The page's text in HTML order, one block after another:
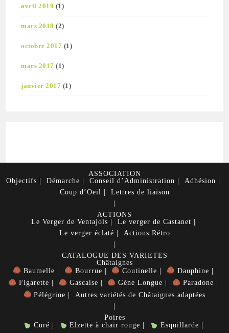
avril 2019 (1)
mars 2018 (2)
octobre 2017 (1)
mars 2017 (1)
janvier 2017 (1)
ASSOCIATION
Objectifs
Démarche Conseil d’Administration
Adhésion
Coup d’Oeil
Lettres de liaison
ACTIONS
Le Verger de Ventajols
Le verger de Castanet
Le verger éclaté
Actions Rétro
CATALOGUE DES VARIETES
Châtaignes
Baumelle
Bourrue Coutinelle
Dauphine
Figarette
Gascaise Gène Longue
Paradone
Pélégrine
Autres variétés de Châtaignes adaptées
Poires
Curé
Elzette à chair rouge
Esquillarde